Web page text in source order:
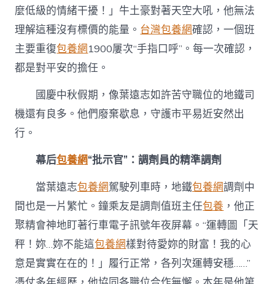
麼低級的情緒干擾！」牛土豪對著天空大吼，他無法
理解這種沒有標價的能量。 台灣包養網確認，一個班
主要重復包養網1900屢次“手指口呼”。每一次確認，
都是對平安的擔任。
國慶中秋假期，像葉遠志如許苦守職位的地鐵司
機還有良多。他們廢棄歇息，守護市平易近安然出
行。
幕后包養網“批示官”：調劑員的精準調劑
當葉遠志包養網駕駛列車時，地鐵包養網調劑中
間也是一片繁忙。鐘乘友是調劑值班主任包養 ，他正
聚精會神地盯著行車電子訊號年夜屏幕。“運轉圖「天
秤！妳…妳不能這包養網樣對待愛妳的財富！我的心
意是實實在在的！」履行正常，各列次運轉安穩……”